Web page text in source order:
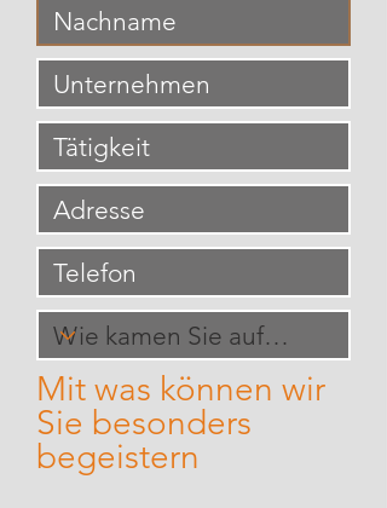
Mit was können wir
Sie besonders
begeistern